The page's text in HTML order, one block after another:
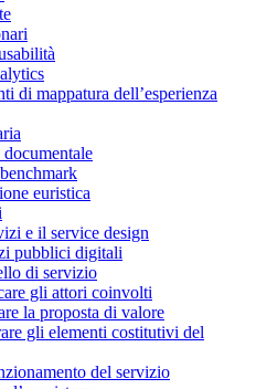
di mappatura dell’esperienza
euristica
e il service design
pubblici digitali
di servizio
gli attori coinvolti
la proposta di valore
gli elementi costitutivi del
del servizio